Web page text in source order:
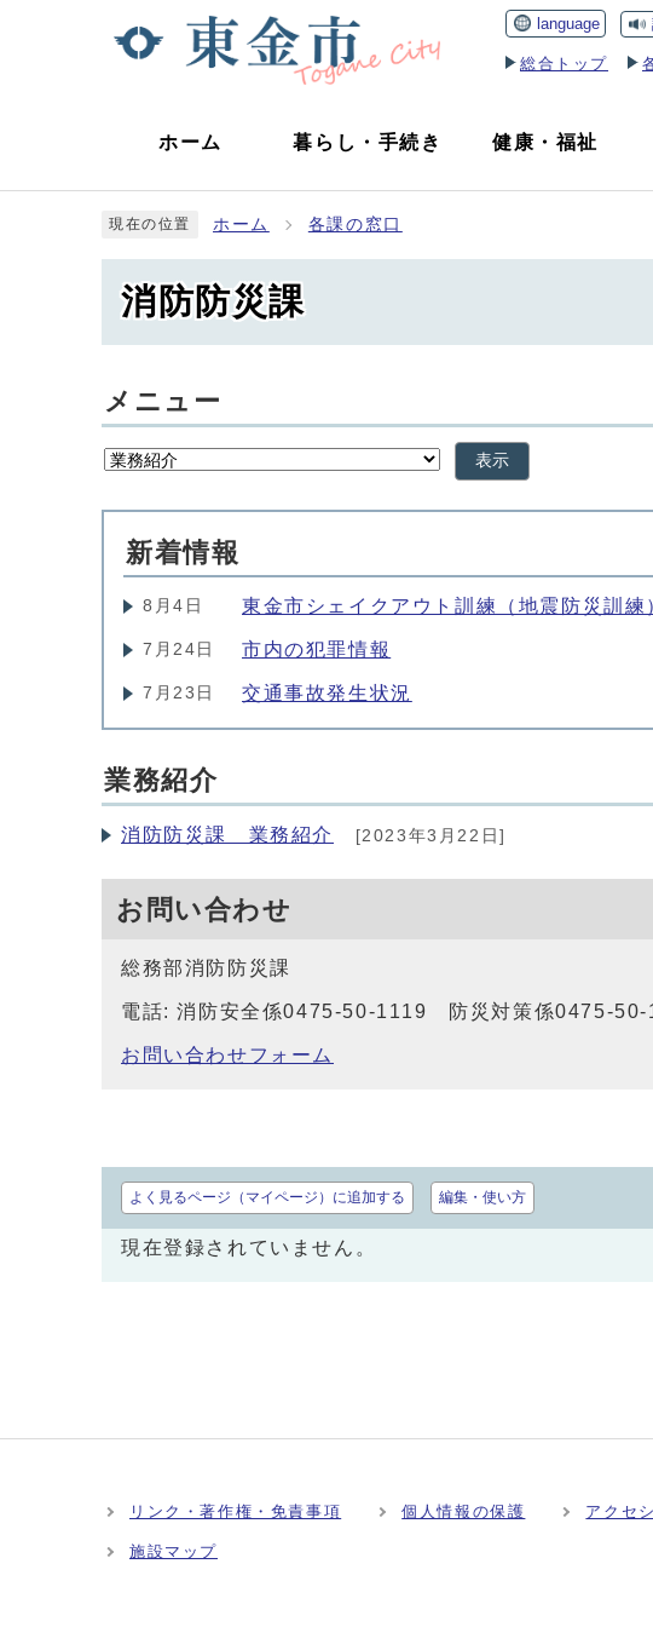
language
総合トップ
ホーム 暮らし ・ 手続き 健康 ・福祉
現在の位置 ホーム 各課の窓口
消防防災課
メニュー
表示
新着情報
8月4日 東金市シェイクアウト訓練（地震防災訓練
7月24日 市内の犯罪情報
7月23日 交通事故発生状況
業務紹介
消防防災課 業務紹介 [2023年3月22日]
お問い合わせ
総務部消防防災課
電話: 消防安全係0475-50-1119 防災対策係0475-
お問い合わせフォーム
よく見るページ（マイページ）に追加する 編集・使い方
現在登録されていません。
リンク・著作権・免責事項 個人情報の保護 アクセ
施設マップ